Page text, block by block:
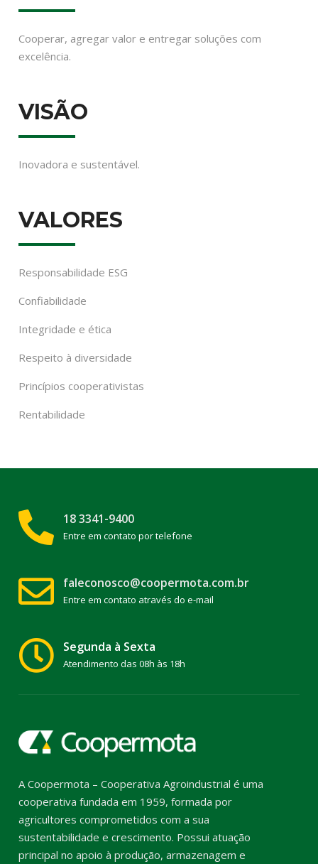
Cooperar, agregar valor e entregar soluções com
excelência.
VISÃO
Inovadora e sustentável.
VALORES
Responsabilidade ESG
Confiabilidade
Integridade e ética
Respeito à diversidade
Princípios cooperativistas
Rentabilidade
18 3341-9400
Entre em contato por telefone
faleconosco@coopermota.com.br
Entre em contato através do e-mail
Segunda à Sexta
Atendimento das 08h às 18h
A Coopermota – Cooperativa Agroindustrial é uma
cooperativa fundada em 1959, formada por
agricultores comprometidos com a sua
sustentabilidade e crescimento. Possui atuação
principal no apoio à produção, armazenagem e